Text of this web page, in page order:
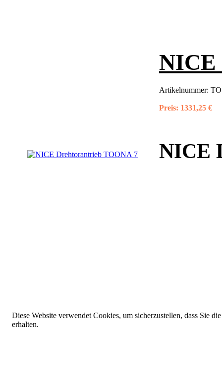
NICE
Artikelnummer:
Preis: 1331,25 €
NICE
Diese Website verwendet Cookies, um sicherzustellen, dass Sie
erhalten.